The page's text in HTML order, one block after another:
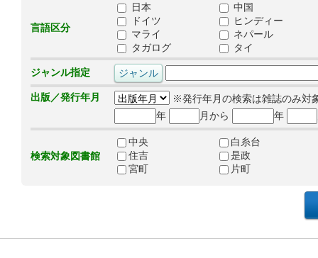
言語区分
日本
中国
ドイツ
ヒンディー
マライ
ネパール
タガログ
タイ
ジャンル指定
出版／発行年月
※発行年月の検索は雑誌のみ対
年
月から 年
検索対象図書館
中央
白糸台
住吉
是政
宮町
片町